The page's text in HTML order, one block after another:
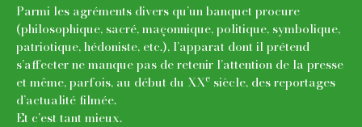
Parmi les agréments divers qu’un banquet procure
(philosophique, sacré, maçonnique, politique, symbolique,
patriotique, hédoniste, etc.), l’apparat dont il prétend
s’affecter ne manque pas de retenir l’attention de la presse
et même, parfois, au début du XXe siècle, des reportages
d’actualité filmée.
Et c’est tant mieux.